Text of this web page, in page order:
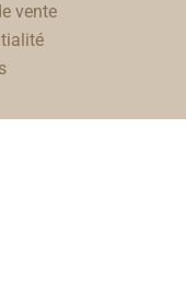
vente